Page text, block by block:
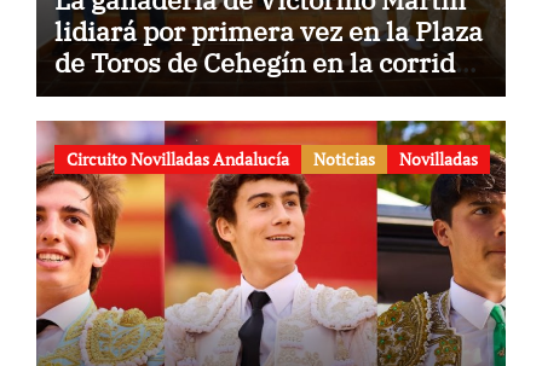
lidiará por primera vez en la Plaza
de Toros de Cehegín en la corrida
conmemorativa de su 125
aniversario
Circuito Novilladas Andalucía Noticias Novilladas